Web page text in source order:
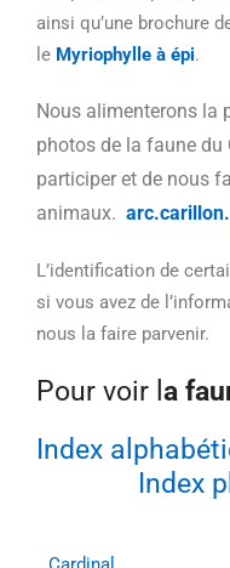
ainsi qu’une brochure
le Myriophylle à épi.
Nous alimenterons la
photos de la faune du
participer et de nous
animaux.
L’identification de
si vous avez de
nous la faire parvenir.
Pour voir l a
Index
Index